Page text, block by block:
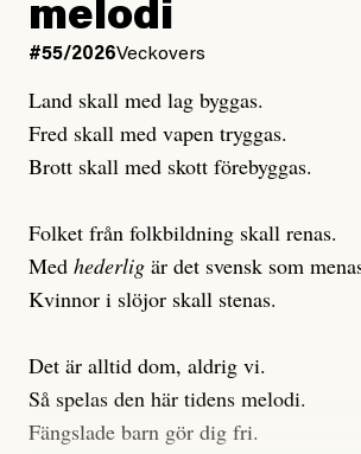
Uppdaterad6 August, 2026
Uppdaterad3 August, 2026
melodi
#55/2026Veckovers
Land skall med lag byggas.
Fred skall med vapen tryggas.
Brott skall med skott förebyggas.
Folket från folkbildning skall renas.
Med hederlig är det svensk som
Kvinnor i slöjor skall stenas.
Det är alltid dom, aldrig vi.
Så spelas den här tidens melodi.
Fängslade barn gör dig fri.